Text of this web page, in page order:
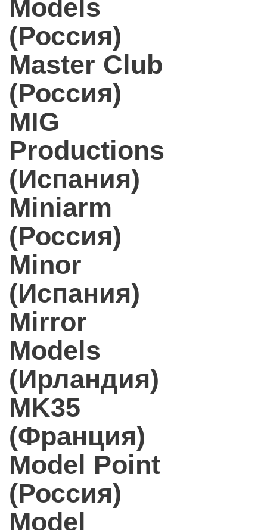
Models
(Россия)
Master Club
(Россия)
MIG
Productions
(Испания)
Miniarm
(Россия)
Minor
(Испания)
Mirror
Models
(Ирландия)
MK35
(Франция)
Model Point
(Россия)
Model